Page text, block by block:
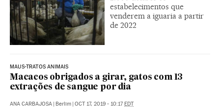
estabelecimentos que
venderem a iguaria a partir
de 2022
MAUS-TRATOS ANIMAIS
Macacos obrigados a girar, gatos com 13
extrações de sangue por dia
ANA CARBAJOSA Berlim OCT 17, 2019 - 10:17 EDT